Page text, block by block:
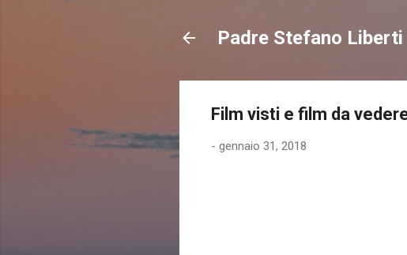
Padre Stefano Liberti
Film visti e film da
- gennaio 31, 2018